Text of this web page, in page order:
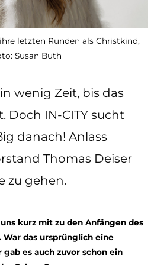
letzten Runden als Christkind,
Susan Buth
wenig Zeit, bis das
Doch IN-CITY sucht
danach! Anlass
Thomas Deiser
zu gehen.
kurz mit zu den Anfängen des
das ursprünglich eine
es auch zuvor schon ein